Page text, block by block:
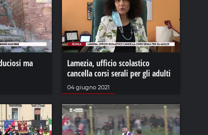
ma
Lamezia, ufficio scolastico
cancella corsi serali per gli adulti
04 giugno 2021